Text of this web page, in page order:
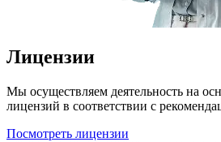
Лицензии
Мы осуществляем деятельность на
лицензий в соответствии с
Посмотреть лицензии